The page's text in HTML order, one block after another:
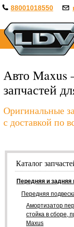
88001018550
Авто Maxus
запчастей
Оригинальные
с доставкой по
Каталог
Передняя и задняя
Передняя
Амортизатор
стойка в сборе,
Maxus